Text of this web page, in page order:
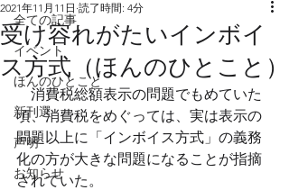
全ての記事
イベント
ほんのひとこと
新刊選
声明
お知らせ
受け容れがたいインボイ
ス方式（ほんのひとこと）
2021年11月11日 読了時間: 4分
消費税総額表示の問題でもめていた
頃、消費税をめぐっては、実は表示の
問題以上に「インボイス方式」の義務
化の方が大きな問題になることが指摘
されていた。